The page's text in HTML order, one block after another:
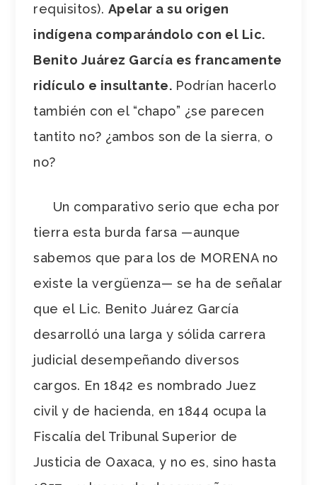
requisitos). Apelar a su origen
indígena comparándolo con el Lic.
Benito Juárez García es francamente
ridículo e insultante. Podrían hacerlo
también con el “chapo” ¿se parecen
tantito no? ¿ambos son de la sierra, o
no?
Un comparativo serio que echa por
tierra esta burda farsa —aunque
sabemos que para los de MORENA no
existe la vergüenza— se ha de señalar
que el Lic. Benito Juárez García
desarrolló una larga y sólida carrera
judicial desempeñando diversos
cargos. En 1842 es nombrado Juez
civil y de hacienda, en 1844 ocupa la
Fiscalía del Tribunal Superior de
Justicia de Oaxaca, y no es, sino hasta